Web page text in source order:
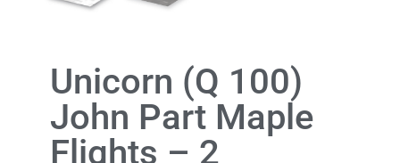
Unicorn (Q 100)
John Part Maple
Flights – 2